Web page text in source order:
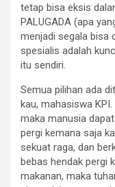
tetap bisa eksis
PALUGADA (apa
menjadi segala bisa
spesialis adalah
itu sendiri.
Semua pilihan ada
kau, mahasiswa
maka manusia
pergi kemana saja
sekuat raga, dan
bebas hendak pergi
makanan, maka